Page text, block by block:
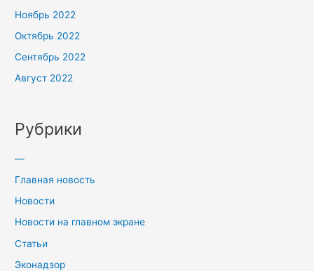
Ноябрь 2022
Октябрь 2022
Сентябрь 2022
Август 2022
Рубрики
—
Главная новость
Новости
Новости на главном экране
Статьи
Эконадзор